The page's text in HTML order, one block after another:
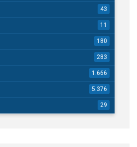
43
11
180
283
1.666
5.376
29